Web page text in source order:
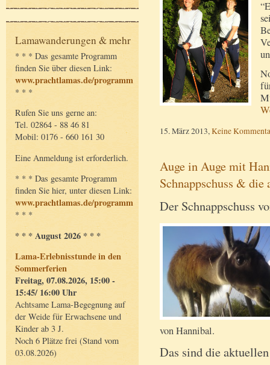
Lamawanderungen & mehr
* * * Das gesamte Programm
finden Sie über diesen Link:
www.prachtlamas.de/programm
* * *
Rufen Sie uns gerne an:
Tel. 02864 - 88 46 81
Mobil: 0176 - 660 161 30
Eine Anmeldung ist erforderlich.
* * * Das gesamte Programm
finden Sie hier, unter diesen Link:
www.prachtlamas.de/programm
* * *
* * * August 2026 * * *
Lama-Erlebnisstunde in den
Sommerferien
Freitag, 07.08.2026, 15:00 -
15:45/ 16:00 Uhr
Achtsame Lama-Begegnung auf
der Weide für Erwachsene und
Kinder ab 3 J.
Noch 6 Plätze frei (Stand vom
03.08.2026)
15. März 2013,Keine
Auge in Auge mit
Schnappschuss &
Der Schnappschuss
von Hannibal.
Das sind die